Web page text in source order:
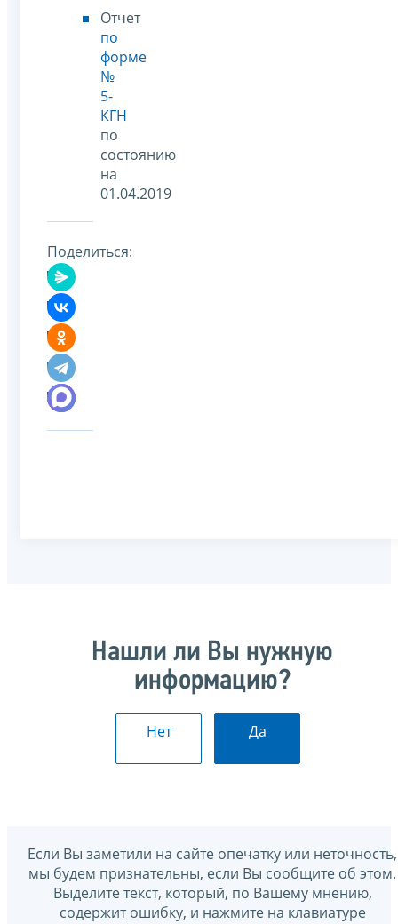
Отчет
по
форме
№
5-
КГН
по
состоянию
на
01.04.2019
Поделиться:
Нашли ли Вы нужную
информацию?
Нет Да
Если Вы заметили на сайте опечатку или неточность,
мы будем признательны, если Вы сообщите об этом.
Выделите текст, который, по Вашему мнению,
содержит ошибку, и нажмите на клавиатуре